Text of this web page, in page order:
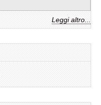
Leggi altro...